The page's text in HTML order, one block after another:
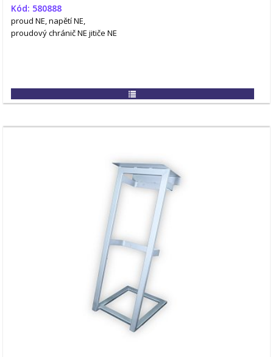
Kód: 580888
proud NE, napětí NE,
proudový chránič NE jitiče NE